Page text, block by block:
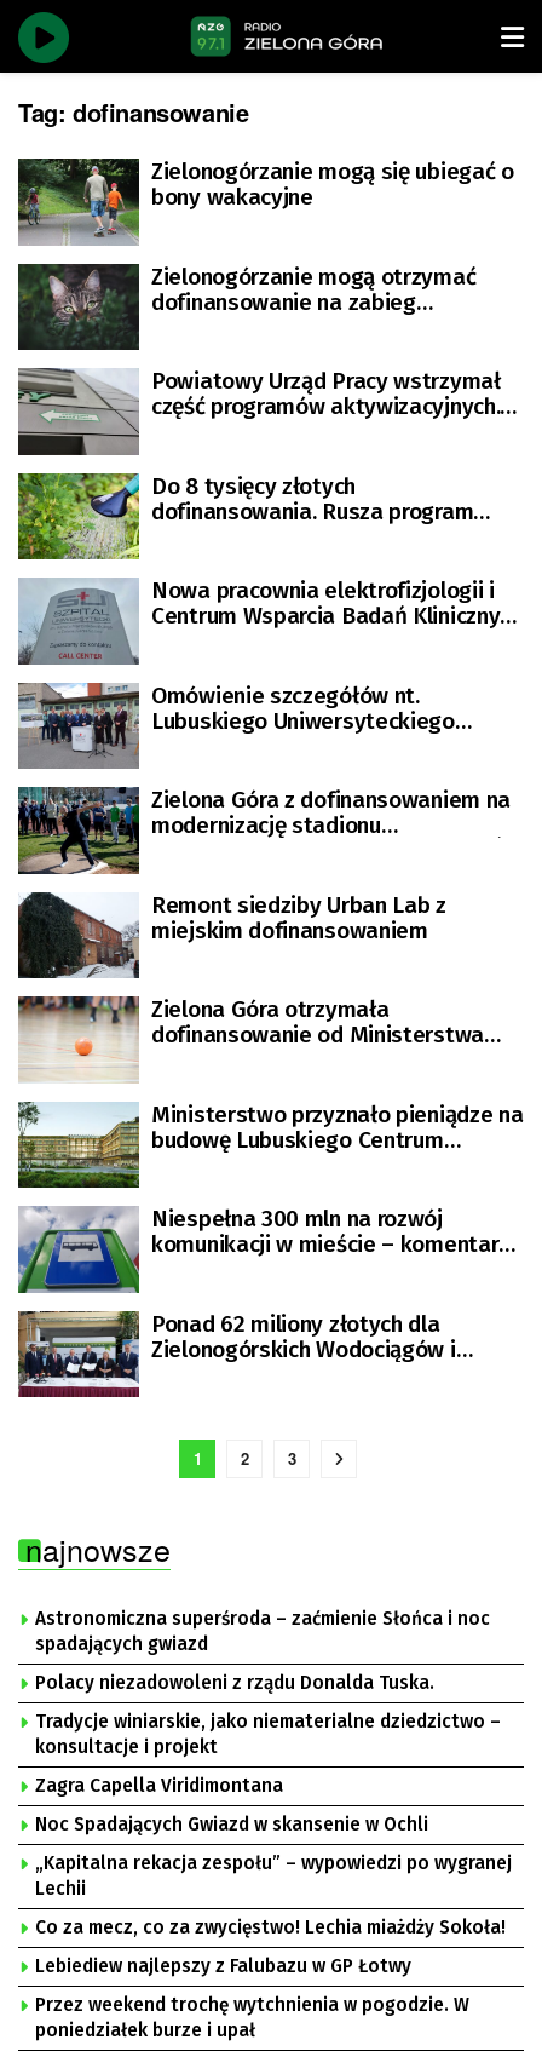
Tag: dofinansowanie
Zielonogórzanie mogą się ubiegać o
bony wakacyjne
Zielonogórzanie mogą otrzymać
dofinansowanie na zabieg
Powiatowy Urząd Pracy wstrzymał
część programów aktywizacyjnych.
Do 8 tysięcy złotych
dofinansowania. Rusza program
Nowa pracownia elektrofizjologii i
Centrum Wsparcia Badań Klinicznych
Omówienie szczegółów nt.
Lubuskiego Uniwersyteckiego
Zielona Góra z dofinansowaniem na
modernizację stadionu
Remont siedziby Urban Lab z
miejskim dofinansowaniem
Zielona Góra otrzymała
dofinansowanie od Ministerstwa
Ministerstwo przyznało pieniądze na
budowę Lubuskiego Centrum
Niespełna 300 mln na rozwój
komunikacji w mieście – komentarz
Ponad 62 miliony złotych dla
Zielonogórskich Wodociągów i
1 2 3
najnowsze
Astronomiczna superśroda – zaćmienie Słońca i noc
spadających gwiazd
Polacy niezadowoleni z rządu Donalda Tuska.
Tradycje winiarskie, jako niematerialne dziedzictwo –
konsultacje i projekt
Zagra Capella Viridimontana
Noc Spadających Gwiazd w skansenie w Ochli
„Kapitalna rekacja zespołu” – wypowiedzi po wygranej
Lechii
Co za mecz, co za zwycięstwo! Lechia miażdży Sokoła!
Lebiediew najlepszy z Falubazu w GP Łotwy
Przez weekend trochę wytchnienia w pogodzie. W
poniedziałek burze i upał